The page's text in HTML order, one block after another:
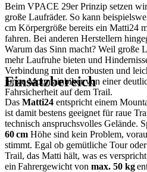
Beim VPACE 29er Prinzip setzen
große Laufräder. So kann
cm Körpergröße bereits ein Matti24
fahren. Bei anderen Herstellern
Warum das Sinn macht? Weil große
mehr Laufruhe bieten und
Verbindung mit den robusten und
junge Mountainbiker von einer
Fahrsicherheit auf dem Trail.
Einsatzbereich
Das Matti24 entspricht einem
ist damit bestens geeignet für raue
technisch anspruchsvolles Gelände.
60 cm Höhe sind kein Problem,
stimmt. Egal ob gemütliche Tour
Trail, das Matti hält, was es
ein Fahrergewicht von max. 50 kg